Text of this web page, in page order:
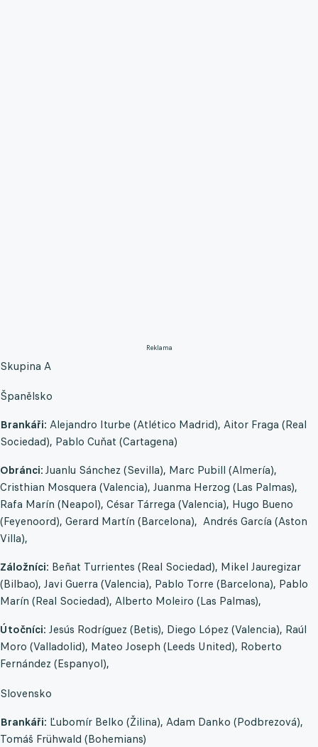
Reklama
Skupina A
Španělsko
Brankáři: Alejandro Iturbe (Atlético Madrid), Aitor Fraga (Real
Sociedad), Pablo Cuňat (Cartagena)
Obránci: Juanlu Sánchez (Sevilla), Marc Pubill (Almería),
Cristhian Mosquera (Valencia), Juanma Herzog (Las Palmas),
Rafa Marín (Neapol), César Tárrega (Valencia), Hugo Bueno
(Feyenoord), Gerard Martín (Barcelona), Andrés García (Aston
Villa),
Záložníci: Beñat Turrientes (Real Sociedad), Mikel Jauregizar
(Bilbao), Javi Guerra (Valencia), Pablo Torre (Barcelona), Pablo
Marín (Real Sociedad), Alberto Moleiro (Las Palmas),
Útočníci: Jesús Rodríguez (Betis), Diego López (Valencia), Raúl
Moro (Valladolid), Mateo Joseph (Leeds United), Roberto
Fernández (Espanyol),
Slovensko
Brankáři: Ľubomír Belko (Žilina), Adam Danko (Podbrezová),
Tomáš Frühwald (Bohemians)